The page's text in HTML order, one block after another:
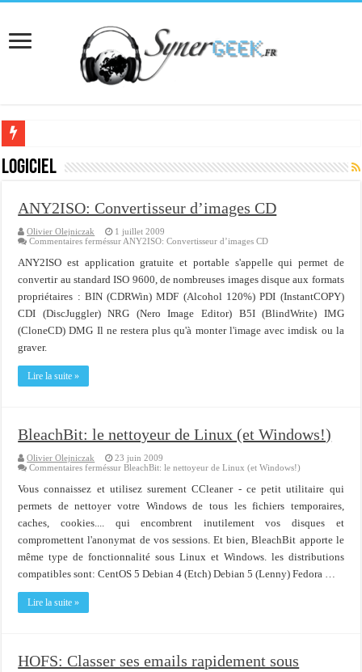
[Interview] Martial Auroy, professionnel du monde Microsoft
Supprimer une boite partagée avec outlook 2010 ou 2013 (environnement
Veille technologique du 13-02-2016
Veille technologique du 23/01/2016
Veille technologique du 17-01-2016
Bonne année 2016 et rétro 2015
Memento - Centos revenir en arrière après un yum update
Importer du contenu XML dans une table SQL serveur
Logiciel
ANY2ISO: Convertisseur d’images CD
Olivier Olejniczak
1 juillet 2009
Commentaires ferméssur ANY2ISO: Convertisseur d’images CD
ANY2ISO est application gratuite et portable s'appelle qui permet de
convertir au standard ISO 9600, de nombreuses images disque aux formats
propriétaires : BIN (CDRWin) MDF (Alcohol 120%) PDI (InstantCOPY)
CDI (DiscJuggler) NRG (Nero Image Editor) B5I (BlindWrite) IMG
(CloneCD) DMG Il ne restera plus qu'à monter l'image avec imdisk ou la
graver.
Lire la suite »
BleachBit: le nettoyeur de Linux (et Windows!)
Olivier Olejniczak
23 juin 2009
Commentaires ferméssur BleachBit: le nettoyeur de Linux (et Windows!)
Vous connaissez et utilisez surement CCleaner - ce petit utilitaire qui
permets de nettoyer votre Windows de tous les fichiers temporaires,
caches, cookies.... qui encombrent inutilement vos disques et
compromettent l'anonymat de vos sessions. Et bien, BleachBit apporte le
même type de fonctionnalité sous Linux et Windows. les distributions
compatibles sont: CentOS 5 Debian 4 (Etch) Debian 5 (Lenny) Fedora …
Lire la suite »
HOFS: Classer ses emails rapidement sous